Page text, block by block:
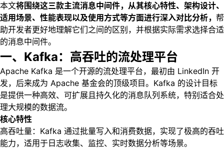
本文将围绕这三款主流消息中间件，从其核心特性、架构设计、
适用场景、性能表现以及使用方式等方面进行深入对比分析， 帮
助开发者更好地理解它们之间的区别，并根据实际需求选择合适
的消息中间件。
一、Kafka：高吞吐的流处理平台
Apache Kafka 是一个开源的流处理平台，最初由 LinkedIn 开
发，后来成为 Apache 基金会的顶级项目。Kafka 的设计目标
是提供一种高效、可扩展且持久化的消息队列系统，特别适合处
理大规模的数据流。
核心特性
高吞吐量：Kafka 通过批量写入和消费数据，实现了极高的吞吐
能力，适用于日志收集、监控、实时数据分析等场景。